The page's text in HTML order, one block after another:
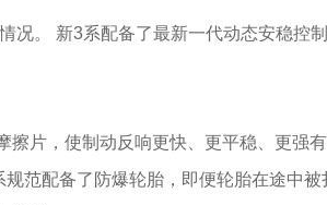
。 新3系配备了最新一代动态安稳控
片，使制动反响更快、更平稳、更强
范配备了防爆轮胎，即便轮胎在途中